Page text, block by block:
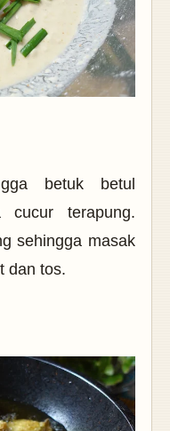
betuk betul
cucur terapung.
sehingga masak
dan tos.